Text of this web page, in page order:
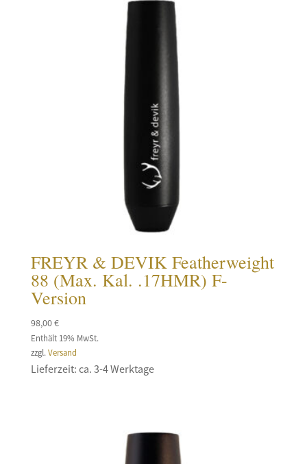
FREYR & DEVIK Featherweight
88 (Max. Kal. .17HMR) F-
Version
98,00€
Enthält 19% MwSt.
zzgl. Versand
Lieferzeit: ca. 3-4 Werktage